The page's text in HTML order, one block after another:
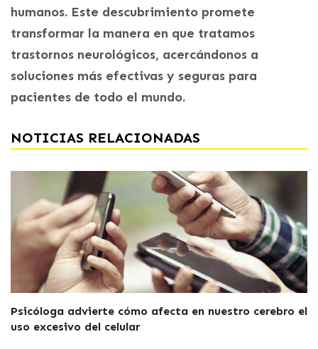
humanos. Este descubrimiento promete
transformar la manera en que tratamos
trastornos neurológicos, acercándonos a
soluciones más efectivas y seguras para
pacientes de todo el mundo.
NOTICIAS RELACIONADAS
Psicóloga advierte cómo afecta en nuestro cerebro el
uso excesivo del celular